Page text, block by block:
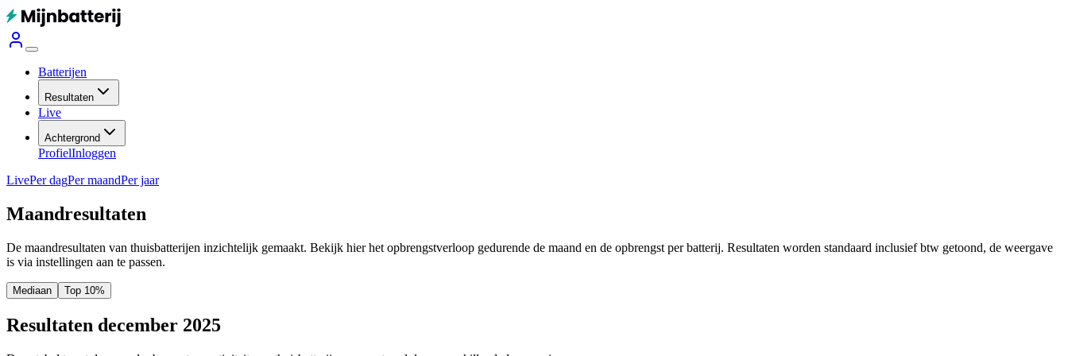
Batterijen
Resultaten
Live
Achtergrond
ProfielInloggen
LivePer dagPer maandPer jaar
Maandresultaten
De maandresultaten van thuisbatterijen inzichtelijk gemaakt. Bekijk hier het opbrengstverloop gedurende de maand en de opbrengst per batterij. Resultaten worden standaard inclusief btw getoond, de weergave
is via instellingen aan te passen.
Mediaan Top 10%
Resultaten december 2025